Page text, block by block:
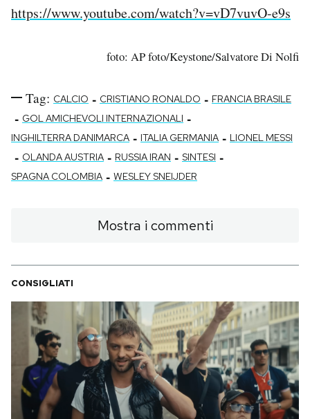
https://www.youtube.com/watch?v=vD7vuvO-e9s
foto: AP foto/Keystone/Salvatore Di Nolfi
Tag: CALCIO - CRISTIANO RONALDO - FRANCIA BRASILE
- GOL AMICHEVOLI INTERNAZIONALI -
INGHILTERRA DANIMARCA - ITALIA GERMANIA - LIONEL MESSI
- OLANDA AUSTRIA - RUSSIA IRAN - SINTESI -
SPAGNA COLOMBIA - WESLEY SNEIJDER
Mostra i commenti
CONSIGLIATI